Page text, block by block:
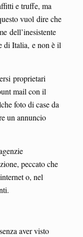
e truffe, ma
vuol dire che
dell’inesistente
di Italia, e non è il
proprietari
mail con il
foto di case da
un annuncio
peccato che
o, nel
aver visto